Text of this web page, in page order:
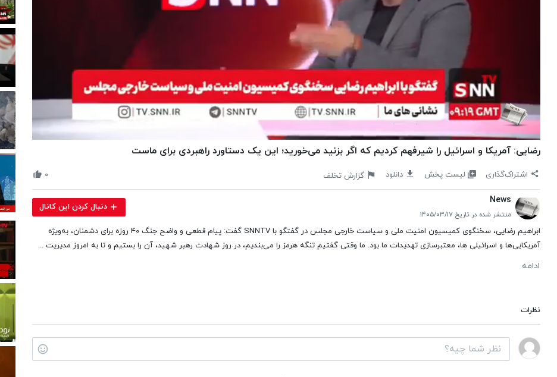
رضایی: آمریکا و اسرائیل را شیرفهم کردیم که اگر بزنید می‌خورید؛ این یک دستاورد راهبردی برای ماست
اشتراک‌گذاری لیست پخش دانلود گزارش تخلف ۰
News
منتشر شده در تاریخ ۱۴۰۵/۰۳/۱۷
دنبال کردن این کانال
ابراهیم رضایی، سخنگوی کمیسیون امنیت ملی و سیاست خارجی مجلس در گفتگو با SNNTV گفت: پیام قطعی و واضح جنگ ۴۰ روزه برای دشمنان، به‌ویژه
آمریکایی‌ها و اسرائیلی ها، معتبرسازی تهدیدات ما بود. ما وقتی گفتیم تنگه هرمز را می‌بندیم، در روز شهادت رهبر شهید، آن را بستیم و تا به امروز مدیریت ...
ادامه
نظرات